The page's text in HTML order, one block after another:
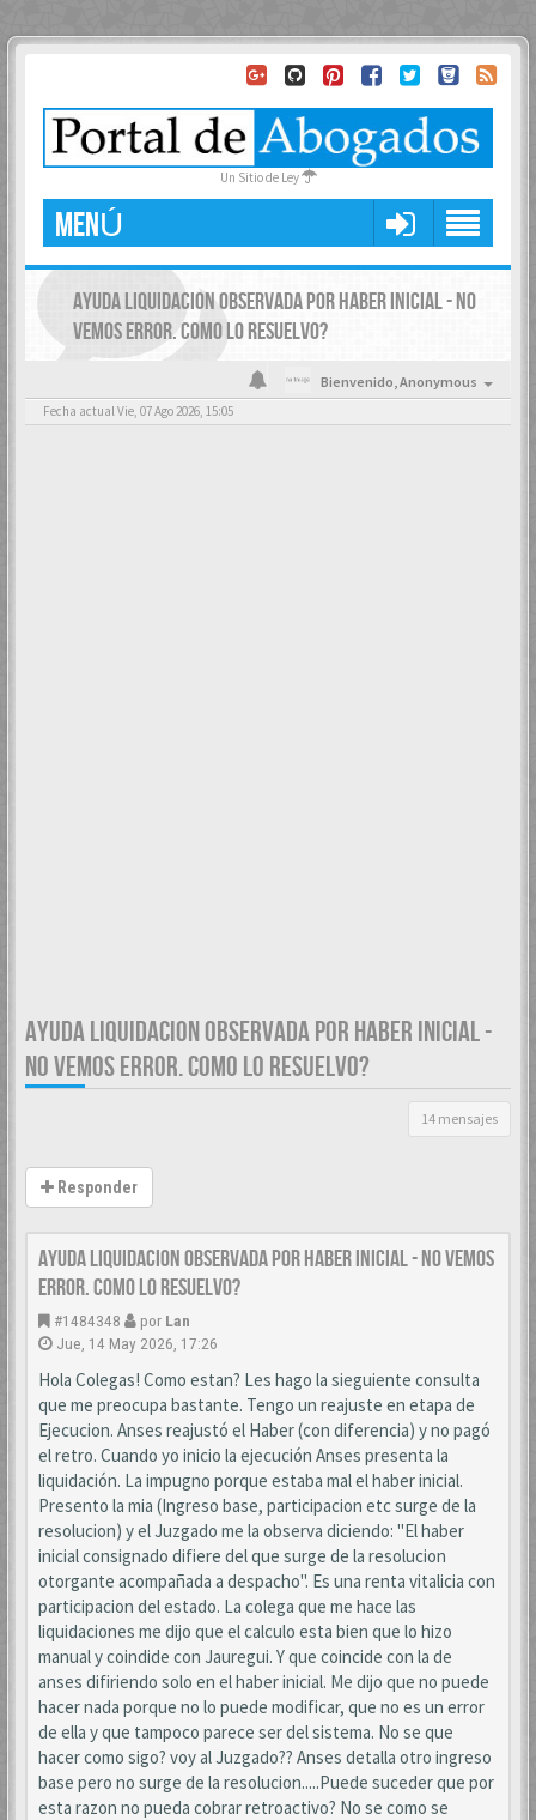
Un Sitio de Ley
MENÚ
AYUDA LIQUIDACION OBSERVADA POR HABER INICIAL - NO
VEMOS ERROR. COMO LO RESUELVO?
Bienvenido,Anonymous
Fecha actual Vie, 07 Ago 2026, 15:05
AYUDA LIQUIDACION OBSERVADA POR HABER INICIAL -
NO VEMOS ERROR. COMO LO RESUELVO?
14 mensajes
Responder
AYUDA LIQUIDACION OBSERVADA POR HABER INICIAL - NO VEMOS
ERROR. COMO LO RESUELVO?
#1484348 por Lan
Jue, 14 May 2026, 17:26
Hola Colegas! Como estan? Les hago la sieguiente consulta
que me preocupa bastante. Tengo un reajuste en etapa de
Ejecucion. Anses reajustó el Haber (con diferencia) y no pagó
el retro. Cuando yo inicio la ejecución Anses presenta la
liquidación. La impugno porque estaba mal el haber inicial.
Presento la mia (Ingreso base, participacion etc surge de la
resolucion) y el Juzgado me la observa diciendo: "El haber
inicial consignado difiere del que surge de la resolucion
otorgante acompañada a despacho". Es una renta vitalicia con
participacion del estado. La colega que me hace las
liquidaciones me dijo que el calculo esta bien que lo hizo
manual y coindide con Jauregui. Y que coincide con la de
anses difiriendo solo en el haber inicial. Me dijo que no puede
hacer nada porque no lo puede modificar, que no es un error
de ella y que tampoco parece ser del sistema. No se que
hacer como sigo? voy al Juzgado?? Anses detalla otro ingreso
base pero no surge de la resolucion.....Puede suceder que por
esta razon no pueda cobrar retroactivo? No se como se